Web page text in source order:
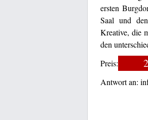
ersten
Saal und
Kreative, die
den
Preis:
2
Antwort an: